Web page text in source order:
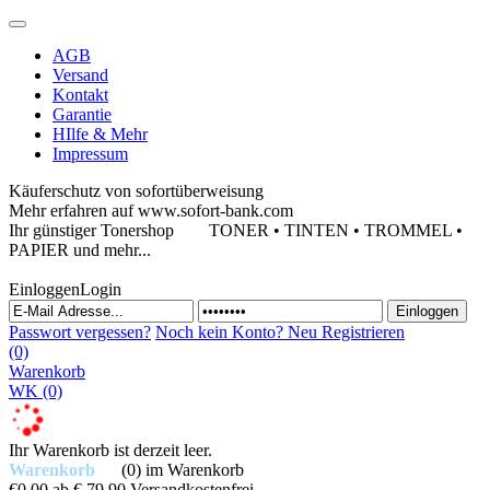
AGB
Versand
Kontakt
Garantie
HIlfe & Mehr
Impressum
Käuferschutz von sofortüberweisung
Mehr erfahren auf www.sofort-bank.com
Ihr günstiger Tonershop TONER • TINTEN • TROMMEL •
PAPIER und mehr...
EinloggenLogin
Passwort vergessen? Noch kein Konto? Neu Registrieren
(0)
Warenkorb
WK (0)
Ihr Warenkorb ist derzeit leer.
Warenkorb
(0) im Warenkorb